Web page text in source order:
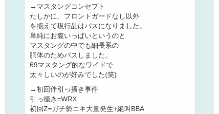
→マスタングコンセプト
たしかに、フロントガードなし以外
を揃えて現行品はパスになりました。
単純にお腹いっぱいというのと
マスタングの中でも細長系の
胴体のためパスしました。
69マスタング的なワイドで
太々しいのが好みでした(笑)
→初回伴引っ掻き事件
引っ掻き=WRX
初回Z=ガチ勢ニキ大量発生+絶叫BBA